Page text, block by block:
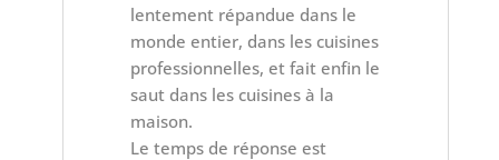
lentement répandue dans le
monde entier, dans les cuisines
professionnelles, et fait enfin le
saut dans les cuisines à la
maison.
Le temps de réponse est